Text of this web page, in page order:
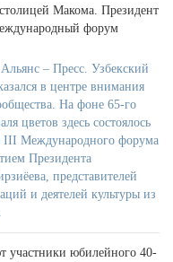
Макома. Президент
форум
– Пресс. Узбекский
в центре внимания
На фоне 65-го
цветов здесь состоялось
III Международного форума
Президента
представителей
и деятелей культуры из
участники юбилейного 40-